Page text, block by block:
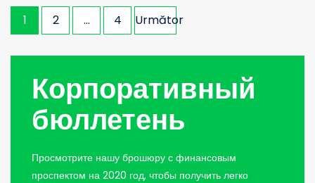
Navigare
în
articole
1 2 … 4 Următor
Корпоративный
бюллетень
Просмотрите нашу брошюру с финансовым
проспектом на 2020 год, чтобы получить легко